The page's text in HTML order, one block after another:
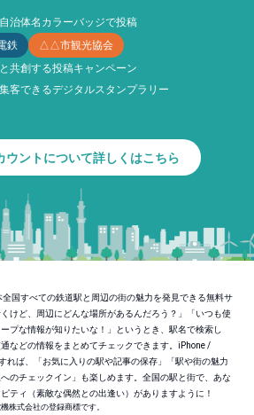
治体名カラーバッジで投稿
鉄
△△市観光協会
共創する投稿キャンペーン
客できるデジタルスタンプラリー
ウントについて詳しくはこちら
国すべての鉄道駅と周辺の街の魅力を発見できる無料サ
けど、周辺にどんな場所があるんだろう？」「いつも使
プな情報が知りたいな！」というとき、駅名で検索し
などの情報をまとめてチェックできます。iPhone /
れば、「お気に入りの駅や記事の保存」「駅や街の魅力
のチェックイン」も楽しめます。全国の駅と街で、あな
ティ（素敵な偶然との出逢い）がありますように！
株式会社の登録商標です。